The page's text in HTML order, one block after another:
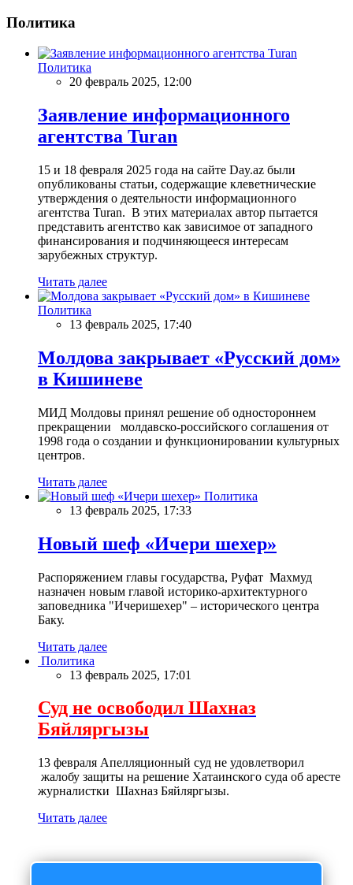
Политика
Политика
20 февраль 2025, 12:00
Заявление информационного
агентства Turan
15 и 18 февраля 2025 года на сайте Day.az были
опубликованы статьи, содержащие клеветнические
утверждения о деятельности информационного
агентства Turan. В этих материалах автор пытается
представить агентство как зависимое от западного
финансирования и подчиняющееся интересам
зарубежных структур.
Читать далее
Политика
13 февраль 2025, 17:40
Молдова закрывает «Русский дом»
в Кишиневе
МИД Молдовы принял решение об одностороннем
прекращении молдавско-российского соглашения от
1998 года о создании и функционировании культурных
центров.
Читать далее
Политика
13 февраль 2025, 17:33
Новый шеф «Ичери шехер»
Распоряжением главы государства, Руфат Махмуд
назначен новым главой историко-архитектурного
заповедника "Ичеришехер" – исторического центра
Баку.
Читать далее
Политика
13 февраль 2025, 17:01
Суд не освободил Шахназ
Бяйляргызы
13 февраля Апелляционный суд не удовлетворил
жалобу защиты на решение Хатаинского суда об аресте
журналистки Шахназ Бяйляргызы.
Читать далее